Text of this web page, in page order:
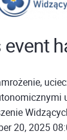
20, 2025